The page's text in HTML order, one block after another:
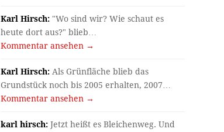
Karl Hirsch: "Wo sind wir? Wie schaut es
heute dort aus?" blieb…
Kommentar ansehen →
Karl Hirsch: Als Grünfläche blieb das
Grundstück noch bis 2005 erhalten, 2007…
Kommentar ansehen →
karl hirsch: Jetzt heißt es Bleichenweg. Und